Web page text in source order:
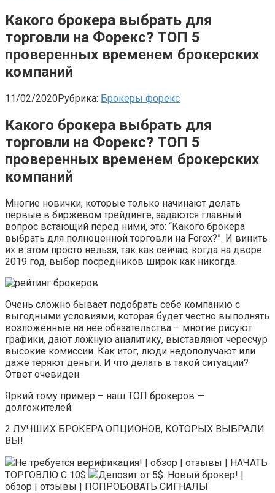
Какого брокера выбрать для
торговли на Форекс? ТОП 5
проверенных временем брокерских
компаний
11/02/2020Рубрика: Брокеры форекс
Какого брокера выбрать для
торговли на Форекс? ТОП 5
проверенных временем брокерских
компаний
Многие новички, которые только начинают делать
первые в биржевом трейдинге, задаются главный
вопрос встающий перед ними, это: “Какого брокера
выбрать для полноценной торговли на Forex?”. И винить
их в этом просто нельзя, так как сейчас, когда на дворе
2019 год, выбор посредников широк как никогда.
Очень сложно бывает подобрать себе компанию с
выгодными условиями, которая будет честно выполнять
возложенные на нее обязательства – многие рисуют
графики, дают ложную аналитику, выставляют чересчур
высокие комиссии. Как итог, люди недополучают или
даже теряют деньги. И что делать в такой ситуации?
Ответ очевиден.
Яркий тому пример – наш ТОП брокеров —
долгожителей.
2 ЛУЧШИХ БРОКЕРА ОПЦИОНОВ, КОТОРЫХ ВЫБРАЛИ
ВЫ!
Не требуется верификация! | обзор | отзывы | НАЧАТЬ
ТОРГОВЛЮ С 10$
Депозит от 5$. Новый брокер! |
обзор | отзывы | ПОПРОБОВАТЬ СИГНАЛЫ